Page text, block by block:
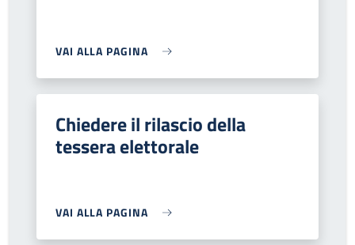
VAI ALLA PAGINA
Chiedere il rilascio della
tessera elettorale
VAI ALLA PAGINA